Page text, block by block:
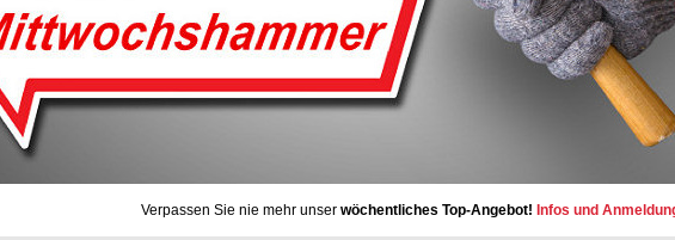
Verpassen Sie nie mehr unser wöchentliches Top-Angebot! Infos und